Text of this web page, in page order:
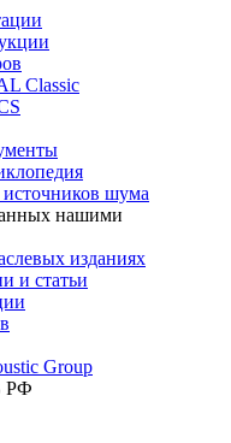
Сlassic
шума
нашими
изданиях
и статьи
Group
РФ